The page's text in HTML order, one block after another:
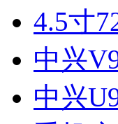
4.5寸
中兴
中兴